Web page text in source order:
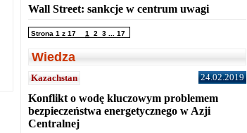
Wall Street: sankcje w centrum uwagi
Strona 1 z 17 1 2 3 17
Wiedza
Kazachstan 24.02.2019
Konflikt o wodę kluczowym problemem
bezpieczeństwa energetycznego w Azji
Centralnej